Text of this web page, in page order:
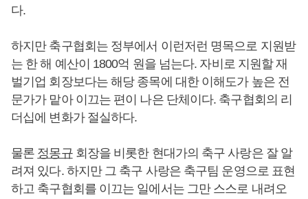
다.
하지만 축구협회는 정부에서 이런저런 명목으로 지원받
는 한 해 예산이 1800억 원을 넘는다. 자비로 지원할 재
벌기업 회장보다는 해당 종목에 대한 이해도가 높은 전
문가가 맡아 이끄는 편이 나은 단체이다. 축구협회의 리
더십에 변화가 절실하다.
물론 정몽규회장을 비롯한 현대가의 축구 사랑은 잘 알
려져 있다. 하지만 그 축구 사랑은 축구팀 운영으로 표현
하고 축구협회를 이끄는 일에서는 그만 스스로 내려오